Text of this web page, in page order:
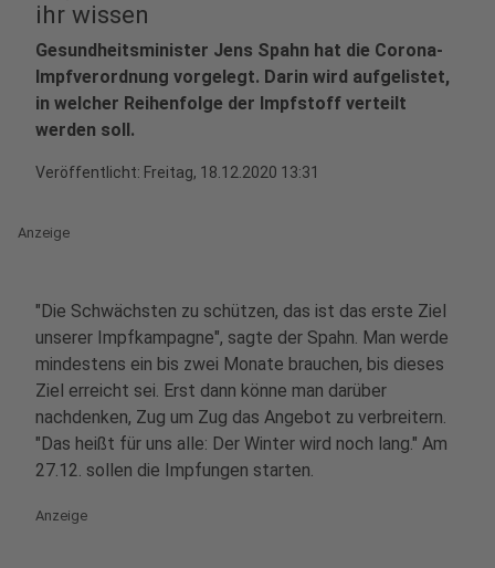
ihr wissen
Gesundheitsminister Jens Spahn hat die Corona-
Impfverordnung vorgelegt. Darin wird aufgelistet,
in welcher Reihenfolge der Impfstoff verteilt
werden soll.
Veröffentlicht: Freitag, 18.12.2020 13:31
Anzeige
"Die Schwächsten zu schützen, das ist das erste Ziel
unserer Impfkampagne", sagte der Spahn. Man werde
mindestens ein bis zwei Monate brauchen, bis dieses
Ziel erreicht sei. Erst dann könne man darüber
nachdenken, Zug um Zug das Angebot zu verbreitern.
"Das heißt für uns alle: Der Winter wird noch lang." Am
27.12. sollen die Impfungen starten.
Anzeige